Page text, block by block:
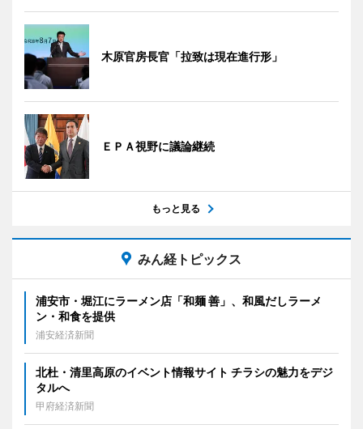
木原官房長官「拉致は現在進行形」
ＥＰＡ視野に議論継続
もっと見る
みん経トピックス
浦安市・堀江にラーメン店「和麺 善」、和風だしラーメ
ン・和食を提供
浦安経済新聞
北杜・清里高原のイベント情報サイト チラシの魅力をデジ
タルへ
甲府経済新聞